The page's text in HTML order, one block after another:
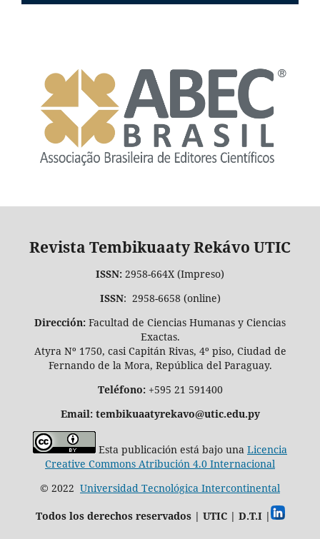
Revista Tembikuaaty Rekávo UTIC
ISSN: 2958-664X (Impreso)
ISSN: 2958-6658 (online)
Dirección: Facultad de Ciencias Humanas y Ciencias
Exactas.
Atyra Nº 1750, casi Capitán Rivas, 4º piso, Ciudad de
Fernando de la Mora, República del Paraguay.
Teléfono: +595 21 591400
Email: tembikuaatyrekavo@utic.edu.py
Esta publicación está bajo una Licencia
Creative Commons Atribución 4.0 Internacional
© 2022 Universidad Tecnológica Intercontinental
Todos los derechos reservados | UTIC | D.T.I |